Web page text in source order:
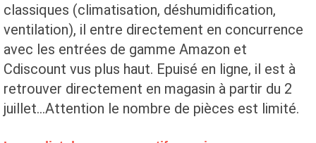
classiques (climatisation, déshumidification,
ventilation), il entre directement en concurrence
avec les entrées de gamme Amazon et
Cdiscount vus plus haut. Epuisé en ligne, il est à
retrouver directement en magasin à partir du 2
juillet...Attention le nombre de pièces est limité.